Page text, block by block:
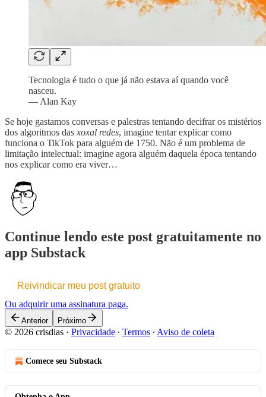
Tecnologia é tudo o que já não estava aí quando você
nasceu.
— Alan Kay
Se hoje gastamos conversas e palestras tentando decifrar os mistérios
dos algoritmos das xoxal redes, imagine tentar explicar como
funciona o TikTok para alguém de 1750. Não é um problema de
limitação intelectual: imagine agora alguém daquela época tentando
nos explicar como era viver…
Continue lendo este post gratuitamente no
app Substack
Reivindicar meu post gratuito
Ou adquirir uma assinatura paga.
Anterior Próximo
© 2026 crisdias · Privacidade ∙ Termos ∙ Aviso de coleta
Comece seu Substack